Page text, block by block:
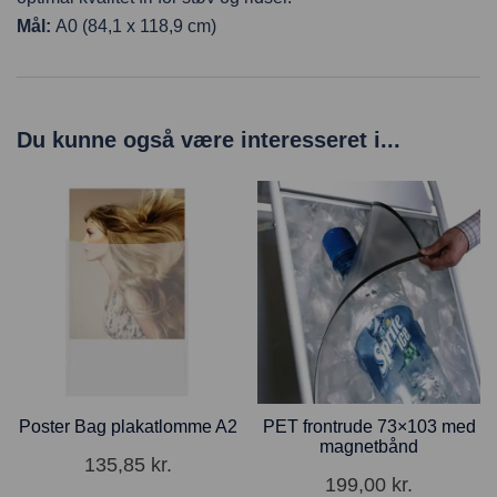
Mål: A0 (84,1 x 118,9 cm)
Du kunne også være interesseret i...
Poster Bag plakatlomme A2
135,85 kr.
PET frontrude 73×103 med
magnetbånd
199,00 kr.